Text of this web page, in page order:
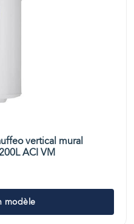
vertical mural
ACI VM
modèle